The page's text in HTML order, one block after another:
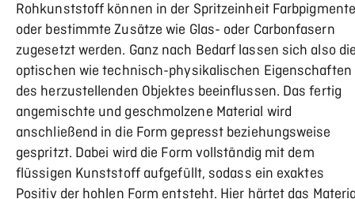
Rohkunststoff können in der Spritzeinheit
oder bestimmte Zusätze wie Glas- oder Carbonfasern
zugesetzt werden. Ganz nach Bedarf lassen sich also
optischen wie technisch-physikalischen Eigenschaften
des herzustellenden Objektes beeinflussen. Das fertig
angemischte und geschmolzene Material wird
anschließend in die Form gepresst beziehungsweise
gespritzt. Dabei wird die Form vollständig mit dem
flüssigen Kunststoff aufgefüllt, sodass ein exaktes
Positiv der hohlen Form entsteht. Hier härtet das